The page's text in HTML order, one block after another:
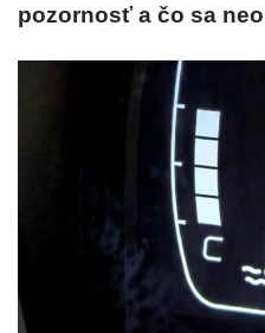
pozornosť a čo sa